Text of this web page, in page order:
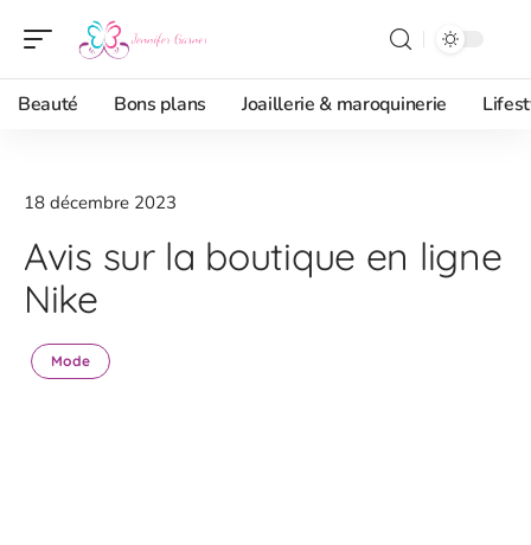
Beauté Bons plans Joaillerie & maroquinerie
18 décembre 2023
Avis sur la boutique en ligne
Nike
Mode